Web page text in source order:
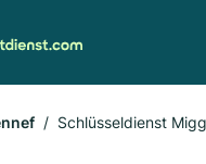
Schlüsseldienst